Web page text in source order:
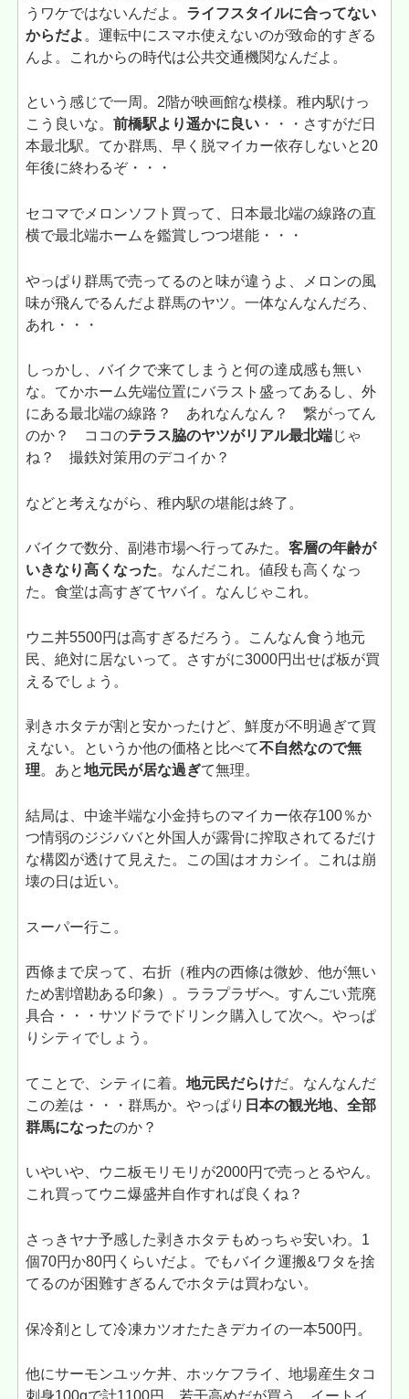
うワケではないんだよ。 ライフスタイルに合ってない
からだよ 。運転中にスマホ使えないのが致命的すぎる
んよ。これからの時代は公共交通機関なんだよ。
という感じで一周。2階が映画館な模様。稚内駅けっ
こう良いな。前橋駅より遥かに良い ・・・さすがだ日
本最北駅。てか群馬、早く脱マイカー依存しないと20
年後に終わるぞ・・・
セコマでメロンソフト買って、日本最北端の線路の直
横で最北端ホームを鑑賞しつつ堪能・・・
やっぱり群馬で売ってるのと味が違うよ、メロンの風
味が飛んでるんだよ群馬のヤツ。一体なんなんだろ、
あれ・・・
しっかし、バイクで来てしまうと何の達成感も無い
な。てかホーム先端位置にバラスト盛ってあるし、外
にある最北端の線路？ あれなんなん？ 繋がってん
のか？ ココのテラス脇のヤツがリアル最北端じゃ
ね？ 撮鉄対策用のデコイか？
などと考えながら、稚内駅の堪能は終了。
バイクで数分、副港市場へ行ってみた。客層の年齢が
いきなり高くなった。なんだこれ。値段も高くなっ
た。食堂は高すぎてヤバイ。なんじゃこれ。
ウニ丼5500円は高すぎるだろう。こんなん食う地元
民、絶対に居ないって。さすがに3000円出せば板が買
えるでしょう。
剥きホタテが割と安かったけど、鮮度が不明過ぎて買
えない。というか他の価格と比べて不自然なので無
理。あと地元民が居な過ぎて無理。
結局は、中途半端な小金持ちのマイカー依存100％か
つ情弱のジジババと外国人が露骨に搾取されてるだけ
な構図が透けて見えた。この国はオカシイ。これは崩
壊の日は近い。
スーパー行こ。
西條まで戻って、右折（稚内の西條は微妙、他が無い
ため割増勘ある印象）。ララプラザへ。すんごい荒廃
具合・・・サツドラでドリンク購入して次へ。やっぱ
りシティでしょう。
てことで、シティに着。地元民だらけだ。なんなんだ
この差は・・・群馬か。やっぱり 日本の観光地、全部
群馬になったのか？
いやいや、ウニ板モリモリが2000円で売っとるやん。
これ買ってウニ爆盛丼自作すれば良くね？
さっきヤナ予感した剥きホタテもめっちゃ安いわ。1
個70円か80円くらいだよ。でもバイク運搬&ワタを捨
てるのが困難すぎるんでホタテは買わない。
保冷剤として冷凍カツオたたきデカイの一本500円。
他にサーモンユッケ丼、ホッケフライ、地場産生タコ